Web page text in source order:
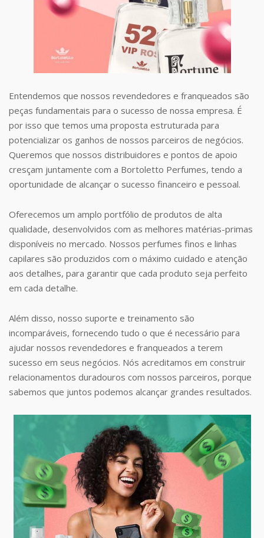
Entendemos que nossos revendedores e franqueados são
peças fundamentais para o sucesso de nossa empresa. É
por isso que temos uma proposta estruturada para
potencializar os ganhos de nossos parceiros de negócios.
Queremos que nossos distribuidores e pontos de apoio
cresçam juntamente com a Bortoletto Perfumes, tendo a
oportunidade de alcançar o sucesso financeiro e pessoal.
Oferecemos um amplo portfólio de produtos de alta
qualidade, desenvolvidos com as melhores matérias-primas
disponíveis no mercado. Nossos perfumes finos e linhas
capilares são produzidos com o máximo cuidado e atenção
aos detalhes, para garantir que cada produto seja perfeito
em cada detalhe.
Além disso, nosso suporte e treinamento são
incomparáveis, fornecendo tudo o que é necessário para
ajudar nossos revendedores e franqueados a terem
sucesso em seus negócios. Nós acreditamos em construir
relacionamentos duradouros com nossos parceiros, porque
sabemos que juntos podemos alcançar grandes resultados.